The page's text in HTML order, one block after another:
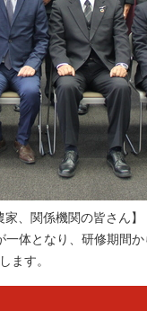
家、関係機関の皆さん】
体となり、研修期間
します。